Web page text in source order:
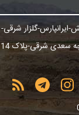
ایرانپارس-گلزار شرقی-
کوی فردوس-کوچه سعدی شرقی-پلاک 14